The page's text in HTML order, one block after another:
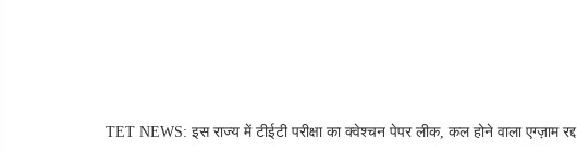
TET NEWS: इस राज्य में टीईटी परीक्षा का क्वेश्चन पेपर लीक, कल होने वाला एग्ज़ाम रद्द